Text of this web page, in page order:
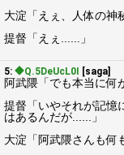
大淀「えぇ、人体の神
提督「えぇ......」
5: ◆Q.5DeUcL0I [saga]
阿武隈「でも本当に何
提督「いやそれが記憶
はあるんだが......」
大淀「阿武隈さんも何